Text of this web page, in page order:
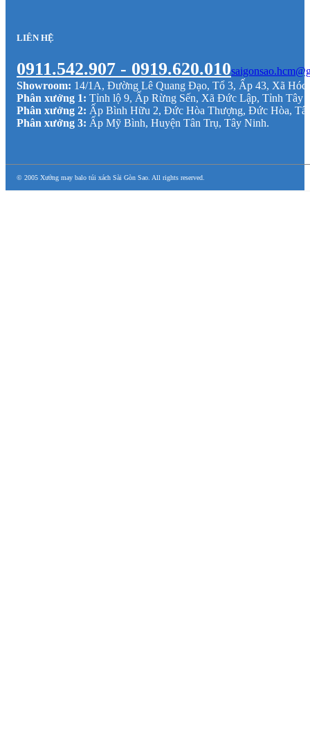
LIÊN HỆ
0911.542.907 - 0919.620.010
Showroom: 14/1A, Đường Lê Quang Đạo, Tổ 3, Ấp 43, Xã Hóc
Phân xưởng 1: Tỉnh lộ 9, Ấp Rừng Sến, Xã Đức Lập, Tỉnh Tây
Phân xưởng 2: Ấp Bình Hữu 2, Đức Hòa Thượng, Đức Hòa,
Phân xưởng 3: Ấp Mỹ Bình, Huyện Tân Trụ, Tây Ninh.
© 2005 Xưởng may balo túi xách Sài Gòn Sao. All rights reserved.